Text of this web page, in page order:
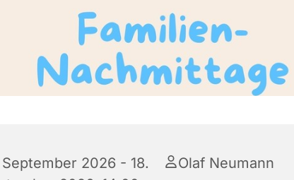
September 2026 - 18.
Olaf Neumann